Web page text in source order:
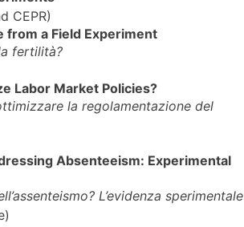
CEPR)
from a Field Experiment
fertilità?
Labor Market Policies?
la regolamentazione del
Absenteeism: Experimental
L’evidenza sperimentale